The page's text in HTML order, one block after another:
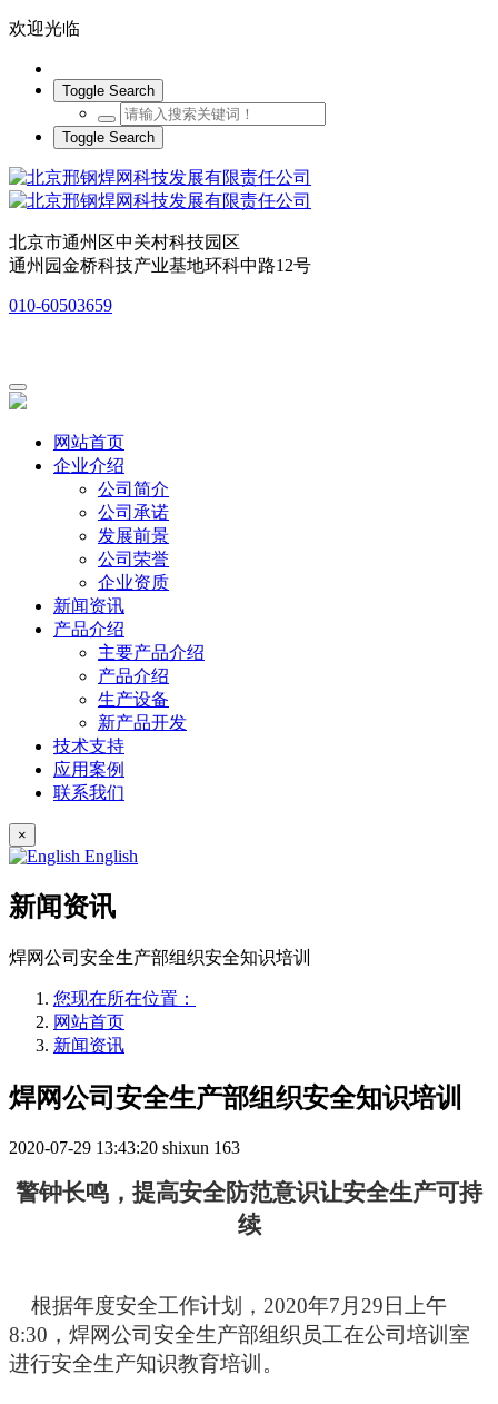
欢迎光临
Toggle Search
Toggle Search
北京市通州区中关村科技园区
通州园金桥科技产业基地环科中路12号
010-60503659
网站首页
企业介绍
公司简介
公司承诺
发展前景
公司荣誉
企业资质
新闻资讯
产品介绍
主要产品介绍
产品介绍
生产设备
新产品开发
技术支持
应用案例
联系我们
×
English
新闻资讯
焊网公司安全生产部组织安全知识培训
您现在所在位置：
网站首页
新闻资讯
焊网公司安全生产部组织安全知识培训
2020-07-29 13:43:20 shixun 163
警钟长鸣，提高安全防范意识让安全生产可持
续
根据年度安全工作计划， 2020年7 月 29 日上午
8:30 ，焊网公司安全生产部组织员工在公司培训室
进行安全生产知识教育培训。